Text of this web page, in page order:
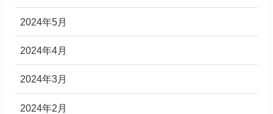
2024年5月
2024年4月
2024年3月
2024年2月